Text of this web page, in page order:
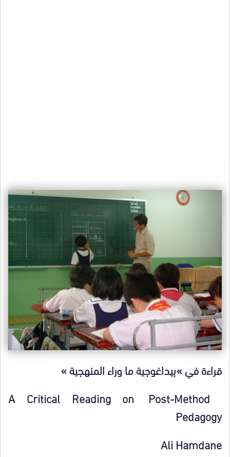
قراءة في »بيداغوجية ما وراء المنهجية »
A Critical Reading on Post-Method
Pedagogy
Ali Hamdane